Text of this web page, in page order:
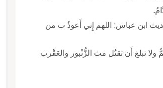
السُّمومِ من الهوامِّ، ومنه حديث ابن عباس: اللهم إِني أَعوذُ ب من
تبلغ أَن تقتُل مث الزُّنْبور والعَقْرب